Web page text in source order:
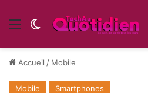
Menu Switch skin
Accueil / Mobile
Mobile Smartphones